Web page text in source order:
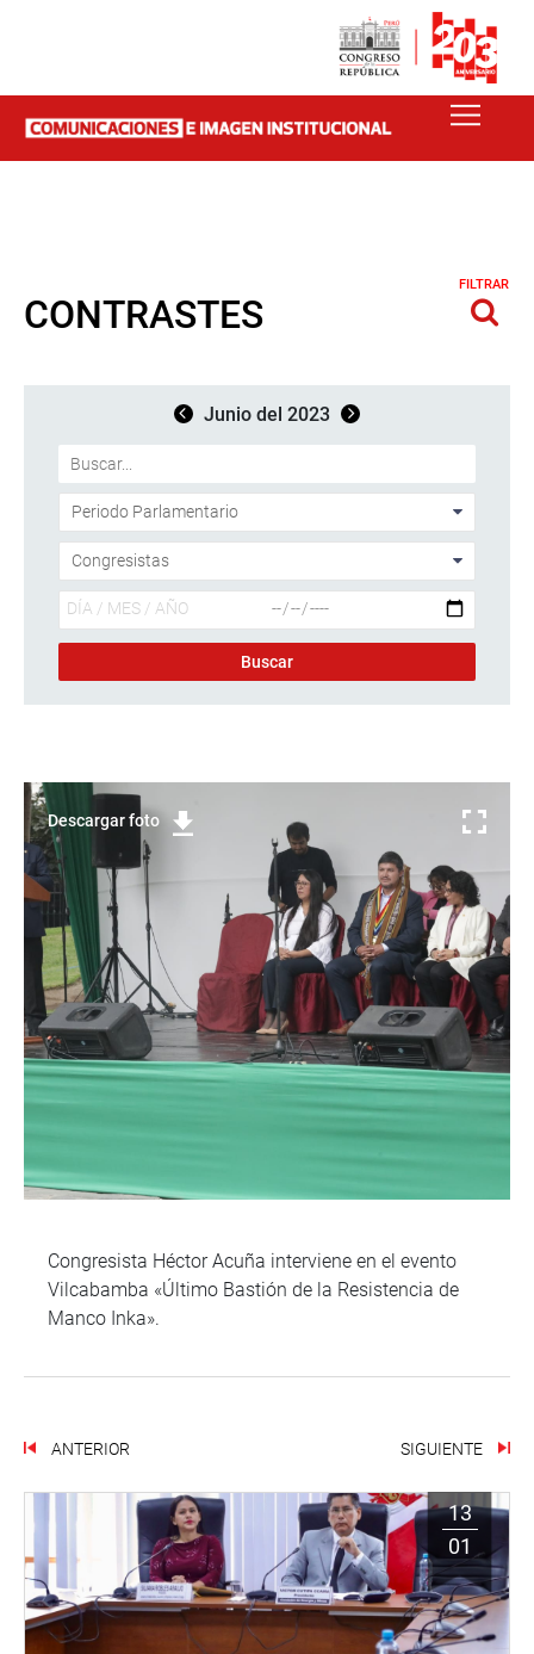
CONTRASTES
FILTRAR
Junio del 2023
Descargar foto
Congresista Héctor Acuña interviene en el evento
Vilcabamba «Último Bastión de la Resistencia de
Manco Inka».
ANTERIOR SIGUIENTE
13
01